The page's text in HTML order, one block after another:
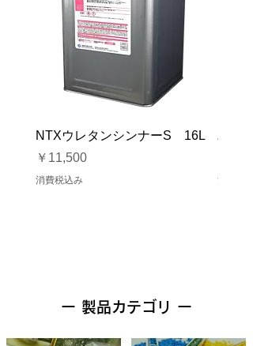
NTXウレタンシンナーS 16L
価格
￥11,500
消費税込み
バイ
消費税込
ー 製品カテゴリ ー